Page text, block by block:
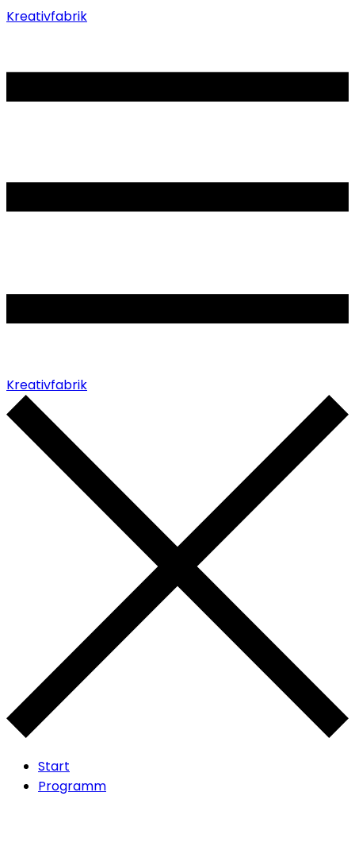
Kreativfabrik
Kreativfabrik
Start
Programm